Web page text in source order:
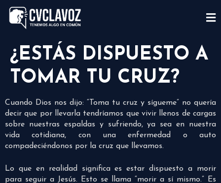
¿ESTÁS DISPUESTO A
TOMAR TU CRUZ?
Cuando Dios nos dijo: “Toma tu cruz y sígueme” no quería
decir que por llevarla tendríamos que vivir llenos de cargas
sobre nuestras espaldas y sufriendo, ya sea en nuestra
vida cotidiana, con una enfermedad o auto
compadeciéndonos por la cruz que llevamos.
Lo que en realidad significa es estar dispuesto a morir
para seguir a Jesús. Esto se llama “morir a sí mismo.” Es